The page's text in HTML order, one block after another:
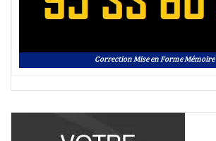
Correction Mise en Forme Mémoire